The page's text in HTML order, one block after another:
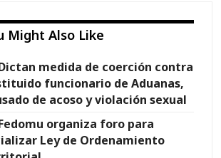
Might Also Like
medida de coerción contra
funcionario de Aduanas,
de acoso y violación sexual
organiza foro para
Ley de Ordenamiento